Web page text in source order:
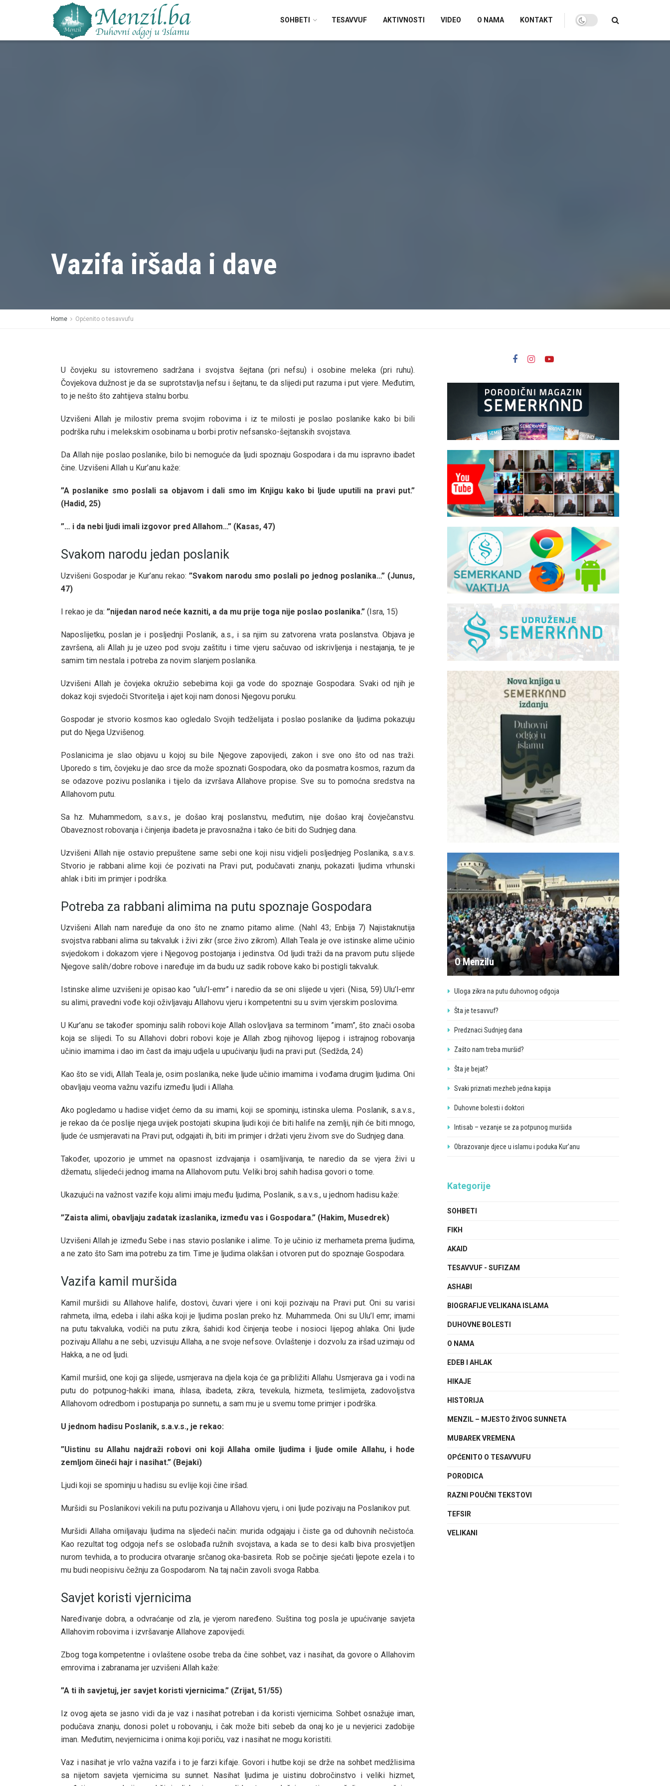
SOHBETI TESAVVUF AKTIVNOSTI VIDEO O NAMA KONTAKT
Vazifa iršada i dave
Home Općenito o tesavvufu
U čovjeku su istovremeno sadržana i svojstva šejtana (pri nefsu) i osobine meleka (pri ruhu).
Čovjekova dužnost je da se suprotstavlja nefsu i šejtanu, te da slijedi put razuma i put vjere. Međutim,
to je nešto što zahtijeva stalnu borbu.
Uzvišeni Allah je milostiv prema svojim robovima i iz te milosti je poslao poslanike kako bi bili
podrška ruhu i melekskim osobinama u borbi protiv nefsansko-šejtanskih svojstava.
Da Allah nije poslao poslanike, bilo bi nemoguće da ljudi spoznaju Gospodara i da mu ispravno ibadet
čine. Uzvišeni Allah u Kur’anu kaže:
”A poslanike smo poslali sa objavom i dali smo im Knjigu kako bi ljude uputili na pravi put.”
(Hadid, 25)
”… i da nebi ljudi imali izgovor pred Allahom…” (Kasas, 47)
Svakom narodu jedan poslanik
Uzvišeni Gospodar je Kur’anu rekao: ”Svakom narodu smo poslali po jednog poslanika…” (Junus,
47)
I rekao je da: ”nijedan narod neće kazniti, a da mu prije toga nije poslao poslanika.” (Isra, 15)
Naposlijetku, poslan je i posljednji Poslanik, a.s., i sa njim su zatvorena vrata poslanstva. Objava je
završena, ali Allah ju je uzeo pod svoju zaštitu i time vjeru sačuvao od iskrivljenja i nestajanja, te je
samim tim nestala i potreba za novim slanjem poslanika.
Uzvišeni Allah je čovjeka okružio sebebima koji ga vode do spoznaje Gospodara. Svaki od njih je
dokaz koji svjedoči Stvoritelja i ajet koji nam donosi Njegovu poruku.
Gospodar je stvorio kosmos kao ogledalo Svojih tedželijata i poslao poslanike da ljudima pokazuju
put do Njega Uzvišenog.
Poslanicima je slao objavu u kojoj su bile Njegove zapovijedi, zakon i sve ono što od nas traži.
Uporedo s tim, čovjeku je dao srce da može spoznati Gospodara, oko da posmatra kosmos, razum da
se odazove pozivu poslanika i tijelo da izvršava Allahove propise. Sve su to pomoćna sredstva na
Allahovom putu.
Sa hz. Muhammedom, s.a.v.s., je došao kraj poslanstvu, međutim, nije došao kraj čovječanstvu.
Obaveznost robovanja i činjenja ibadeta je pravosnažna i tako će biti do Sudnjeg dana.
Uzvišeni Allah nije ostavio prepuštene same sebi one koji nisu vidjeli posljednjeg Poslanika, s.a.v.s.
Stvorio je rabbani alime koji će pozivati na Pravi put, podučavati znanju, pokazati ljudima vrhunski
ahlak i biti im primjer i podrška.
Potreba za rabbani alimima na putu spoznaje Gospodara
Uzvišeni Allah nam naređuje da ono što ne znamo pitamo alime. (Nahl 43; Enbija 7) Najistaknutija
svojstva rabbani alima su takvaluk i živi zikr (srce živo zikrom). Allah Teala je ove istinske alime učinio
svjedokom i dokazom vjere i Njegovog postojanja i jedinstva. Od ljudi traži da na pravom putu slijede
Njegove salih/dobre robove i naređuje im da budu uz sadik robove kako bi postigli takvaluk.
Istinske alime uzvišeni je opisao kao ”ulu’l-emr” i naredio da se oni slijede u vjeri. (Nisa, 59) Ulu’l-emr
su alimi, pravedni vođe koji oživljavaju Allahovu vjeru i kompetentni su u svim vjerskim poslovima.
U Kur’anu se također spominju salih robovi koje Allah oslovljava sa terminom ”imam”, što znači osoba
koja se slijedi. To su Allahovi dobri robovi koje je Allah zbog njihovog lijepog i istrajnog robovanja
učinio imamima i dao im čast da imaju udjela u upućivanju ljudi na pravi put. (Sedžda, 24)
Kao što se vidi, Allah Teala je, osim poslanika, neke ljude učinio imamima i vođama drugim ljudima. Oni
obavljaju veoma važnu vazifu između ljudi i Allaha.
Ako pogledamo u hadise vidjet ćemo da su imami, koji se spominju, istinska ulema. Poslanik, s.a.v.s.,
je rekao da će poslije njega uvijek postojati skupina ljudi koji će biti halife na zemlji, njih će biti mnogo,
ljude će usmjeravati na Pravi put, odgajati ih, biti im primjer i držati vjeru živom sve do Sudnjeg dana.
Također, upozorio je ummet na opasnost izdvajanja i osamljivanja, te naredio da se vjera živi u
džematu, slijedeći jednog imama na Allahovom putu. Veliki broj sahih hadisa govori o tome.
Ukazujući na važnost vazife koju alimi imaju među ljudima, Poslanik, s.a.v.s., u jednom hadisu kaže:
”Zaista alimi, obavljaju zadatak izaslanika, između vas i Gospodara.” (Hakim, Musedrek)
Uzvišeni Allah je između Sebe i nas stavio poslanike i alime. To je učinio iz merhameta prema ljudima,
a ne zato što Sam ima potrebu za tim. Time je ljudima olakšan i otvoren put do spoznaje Gospodara.
Vazifa kamil muršida
Kamil muršidi su Allahove halife, dostovi, čuvari vjere i oni koji pozivaju na Pravi put. Oni su varisi
rahmeta, ilma, edeba i ilahi aška koji je ljudima poslan preko hz. Muhammeda. Oni su Ulu’l emr; imami
na putu takvaluka, vodiči na putu zikra, šahidi kod činjenja teobe i nosioci lijepog ahlaka. Oni ljude
pozivaju Allahu a ne sebi, uzvisuju Allaha, a ne svoje nefsove. Ovlaštenje i dozvolu za iršad uzimaju od
Hakka, a ne od ljudi.
Kamil muršid, one koji ga slijede, usmjerava na djela koja će ga približiti Allahu. Usmjerava ga i vodi na
putu do potpunog-hakiki imana, ihlasa, ibadeta, zikra, tevekula, hizmeta, teslimijeta, zadovoljstva
Allahovom odredbom i postupanja po sunnetu, a sam mu je u svemu tome primjer i podrška.
U jednom hadisu Poslanik, s.a.v.s., je rekao:
”Uistinu su Allahu najdraži robovi oni koji Allaha omile ljudima i ljude omile Allahu, i hode
zemljom čineći hajr i nasihat.” (Bejaki)
Ljudi koji se spominju u hadisu su evlije koji čine iršad.
Muršidi su Poslanikovi vekili na putu pozivanja u Allahovu vjeru, i oni ljude pozivaju na Poslanikov put.
Muršidi Allaha omiljavaju ljudima na sljedeći način: murida odgajaju i čiste ga od duhovnih nečistoća.
Kao rezultat tog odgoja nefs se oslobađa ružnih svojstava, a kada se to desi kalb biva prosvjetljen
nurom tevhida, a to producira otvaranje srčanog oka-basireta. Rob se počinje sjećati ljepote ezela i to
mu budi neopisivu čežnju za Gospodarom. Na taj način zavoli svoga Rabba.
Savjet koristi vjernicima
Naređivanje dobra, a odvraćanje od zla, je vjerom naređeno. Suština tog posla je upućivanje savjeta
Allahovim robovima i izvršavanje Allahove zapovijedi.
Zbog toga kompetentne i ovlaštene osobe treba da čine sohbet, vaz i nasihat, da govore o Allahovim
emrovima i zabranama jer uzvišeni Allah kaže:
”A ti ih savjetuj, jer savjet koristi vjernicima.” (Zrijat, 51/55)
Iz ovog ajeta se jasno vidi da je vaz i nasihat potreban i da koristi vjernicima. Sohbet osnažuje iman,
podučava znanju, donosi polet u robovanju, i čak može biti sebeb da onaj ko je u nevjerici zadobije
iman. Međutim, nevjernicima i onima koji poriču, vaz i nasihat ne mogu koristiti.
Vaz i nasihat je vrlo važna vazifa i to je farzi kifaje. Govori i hutbe koji se drže na sohbet medžlisima
sa nijetom savjeta vjernicima su sunnet. Nasihat ljudima je uistinu dobročinstvo i veliki hizmet,
O Menzilu
Uloga zikra na putu duhovnog odgoja
Šta je tesavvuf?
Predznaci Sudnjeg dana
Zašto nam treba muršid?
Šta je bejat?
Svaki priznati mezheb jedna kapija
Duhovne bolesti i doktori
Intisab – vezanje se za potpunog muršida
Obrazovanje djece u islamu i poduka Kur’anu
Kategorije
SOHBETI
FIKH
AKAID
TESAVVUF - SUFIZAM
ASHABI
BIOGRAFIJE VELIKANA ISLAMA
DUHOVNE BOLESTI
O NAMA
EDEB I AHLAK
HIKAJE
HISTORIJA
MENZIL – MJESTO ŽIVOG SUNNETA
MUBAREK VREMENA
OPĆENITO O TESAVVUFU
PORODICA
RAZNI POUČNI TEKSTOVI
TEFSIR
VELIKANI